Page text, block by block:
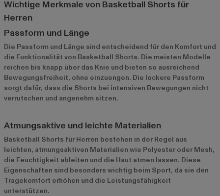
Wichtige Merkmale von Basketball Shorts für
Herren
Passform und Länge
Die Passform und Länge sind entscheidend für den Komfort und
die Funktionalität von Basketball Shorts. Die meisten Modelle
reichen bis knapp über das Knie und bieten so ausreichend
Bewegungsfreiheit, ohne einzuengen. Die lockere Passform
sorgt dafür, dass die Shorts bei intensiven Bewegungen nicht
verrutschen und angenehm sitzen.
Atmungsaktive und leichte Materialien
Basketball Shorts für Herren bestehen in der Regel aus
leichten, atmungsaktiven Materialien wie Polyester oder Mesh,
die Feuchtigkeit ableiten und die Haut atmen lassen. Diese
Eigenschaften sind besonders wichtig beim Sport, da sie den
Tragekomfort erhöhen und die Leistungsfähigkeit
unterstützen.